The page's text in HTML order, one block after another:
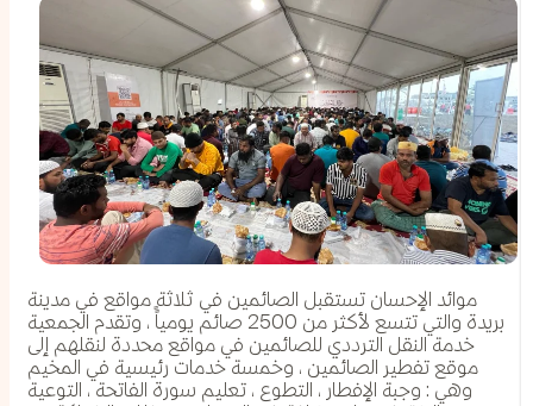
موائد الإحسان تستقبل الصائمين في ثلاثة مواقع في مدينة
بريدة والتي تتسع لأكثر من 2500 صائم يومياًً ، وتقدم الجمعية
خدمة النقل الترددي للصائمين في مواقع محددة لنقلهم إلى
موقع تفطير الصائمين ، وخمسة خدمات رئيسية في المخيم
وهي : وجبة الإفطار ، التطوع ، تعليم سورة الفاتحة ، التوعية